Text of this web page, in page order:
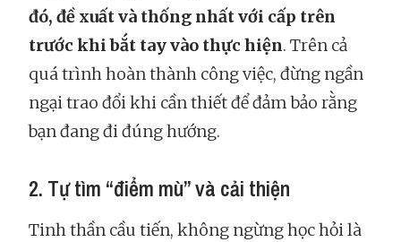
đó, đề xuất và thống nhất với cấp trên
trước khi bắt tay vào thực hiện. Trên cả
quá trình hoàn thành công việc, đừng ngần
ngại trao đổi khi cần thiết để đảm bảo rằng
bạn đang đi đúng hướng.
2. Tự tìm “điểm mù” và cải thiện
Tinh thần cầu tiến, không ngừng học hỏi là